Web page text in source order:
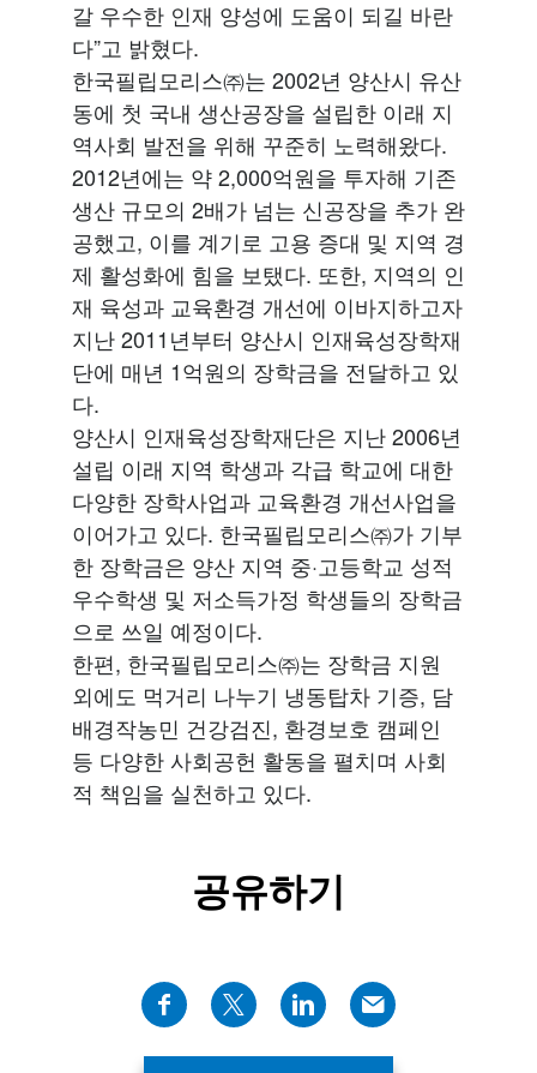
갈 우수한 인재 양성에 도움이 되길 바란
다”고 밝혔다.
한국필립모리스㈜는 2002년 양산시 유산
동에 첫 국내 생산공장을 설립한 이래 지
역사회 발전을 위해 꾸준히 노력해왔다.
2012년에는 약 2,000억원을 투자해 기존
생산 규모의 2배가 넘는 신공장을 추가 완
공했고, 이를 계기로 고용 증대 및 지역 경
제 활성화에 힘을 보탰다. 또한, 지역의 인
재 육성과 교육환경 개선에 이바지하고자
지난 2011년부터 양산시 인재육성장학재
단에 매년 1억원의 장학금을 전달하고 있
다.
양산시 인재육성장학재단은 지난 2006년
설립 이래 지역 학생과 각급 학교에 대한
다양한 장학사업과 교육환경 개선사업을
이어가고 있다. 한국필립모리스㈜가 기부
한 장학금은 양산 지역 중·고등학교 성적
우수학생 및 저소득가정 학생들의 장학금
으로 쓰일 예정이다.
한편, 한국필립모리스㈜는 장학금 지원
외에도 먹거리 나누기 냉동탑차 기증, 담
배경작농민 건강검진, 환경보호 캠페인
등 다양한 사회공헌 활동을 펼치며 사회
적 책임을 실천하고 있다.
공유하기